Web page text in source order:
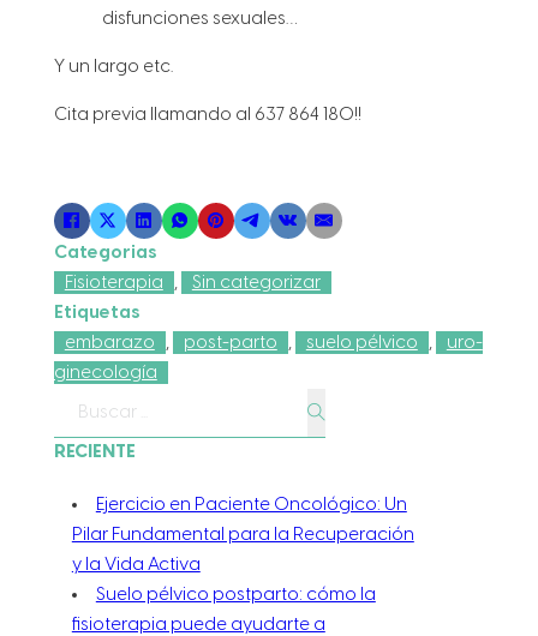
disfunciones sexuales…
Y un largo etc.
Cita previa llamando al 637 864 180!!
Categorias
Fisioterapia
,
Sin categorizar
Etiquetas
embarazo
, post-parto , suelo pélvico ,
uro-
ginecología
RECIENTE
Ejercicio en Paciente Oncológico: Un
Pilar Fundamental para la Recuperación
y la Vida Activa
Suelo pélvico postparto: cómo la
fisioterapia puede ayudarte a